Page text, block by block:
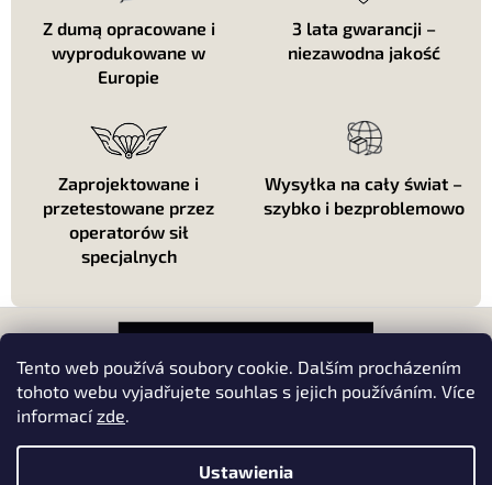
Tento web používá soubory cookie. Dalším procházením
tohoto webu vyjadřujete souhlas s jejich používáním. Více
informacízde.
Ustawienia
Z dumą opracowane i
wyprodukowane w
Europie
3 lata gwarancji –
niezawodna jakość
Zaprojektowane i
przetestowane przez
operatorów sił
specjalnych
Wysyłka na cały świat –
szybko i bezproblemowo
t
About shopping